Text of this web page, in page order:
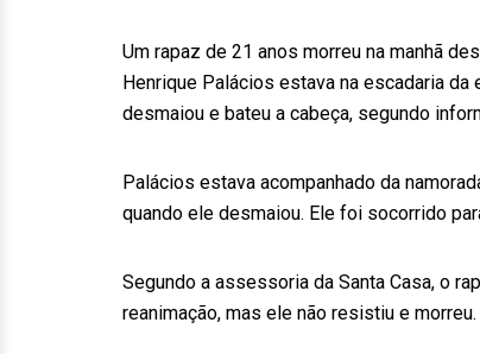
Um rapaz de 21 anos morreu na manhã
Henrique Palácios estava na escadaria da
desmaiou e bateu a cabeça, segundo
Palácios estava acompanhado da
quando ele desmaiou. Ele foi socorrido
Segundo a assessoria da Santa Casa, o
reanimação, mas ele não resistiu e morreu.